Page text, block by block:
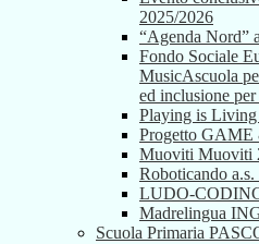
2025/2026
“Agenda Nord”
Fondo Sociale
MusicAscuola
ed inclusione
Playing is Living
Progetto
Muoviti Muoviti
Roboticando
LUDO-
Madrelingua
Scuola Primaria